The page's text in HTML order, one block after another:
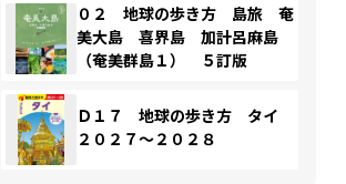
０２ 地球の歩き方 島旅 奄
美大島 喜界島 加計呂麻島
（奄美群島１） ５訂版
Ｄ１７ 地球の歩き方 タイ
２０２７～２０２８